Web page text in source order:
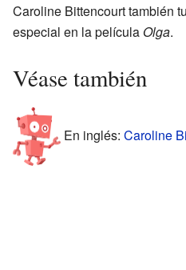
Caroline Bittencourt también
especial en la película Olga.
Véase también
En inglés: Caroline